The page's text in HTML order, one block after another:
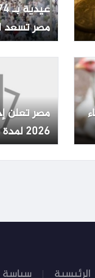
مصر تسعد
توزيعات
مصر تعلن
2026 لمدة ثلاثة أيام رسمياً